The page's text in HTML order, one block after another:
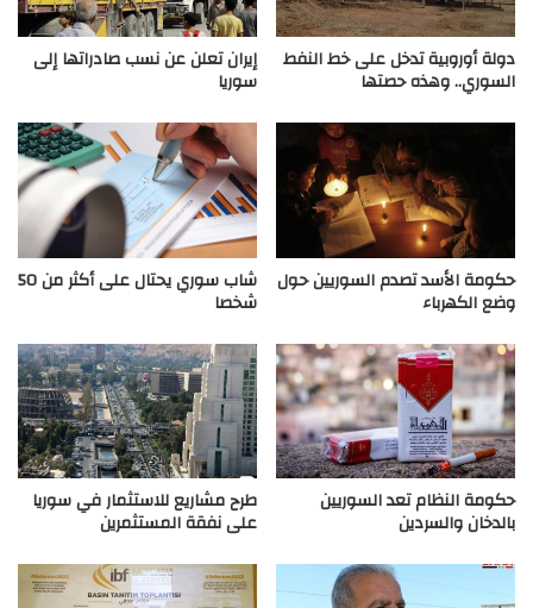
دولة أوروبية تدخل على خط النفط
السوري.. وهذه حصتها
إيران تعلن عن نسب صادراتها إلى
سوريا
حكومة الأسد تصدم السوريين حول
وضع الكهرباء
شاب سوري يحتال على أكثر من 50
شخصا
حكومة النظام تعد السوريين
بالدخان والسردين
طرح مشاريع للاستثمار في سوريا
على نفقة المستثمرين